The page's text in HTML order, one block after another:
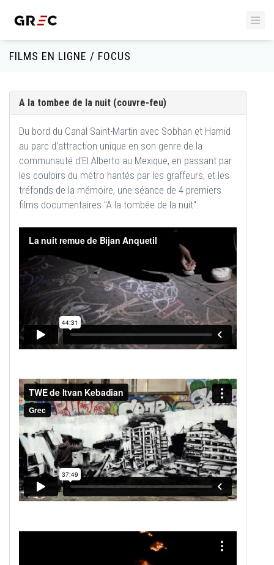
FILMS EN LIGNE / FOCUS
A la tombee de la nuit (couvre-feu)
Du bord du Canal Saint-Martin avec Sobhan et Hamid
au parc d'attraction unique en son genre de la
communauté d'El Alberto au Mexique, en passant par
les couloirs du métro hantés par les graffeurs, et les
tréfonds de la mémoire, une séance de 4 premiers
films documentaires "A la tombée de la nuit":